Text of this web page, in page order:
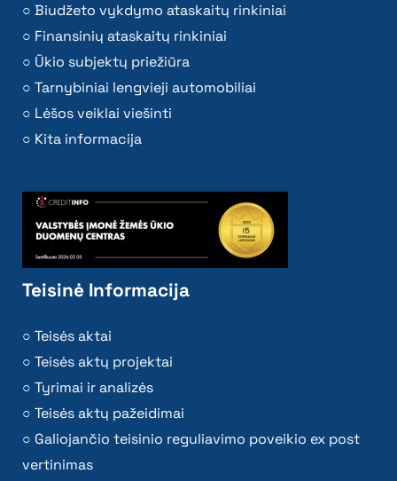
Biudžeto vykdymo ataskaitų rinkiniai
Finansinių ataskaitų rinkiniai
Ūkio subjektų priežiūra
Tarnybiniai lengvieji automobiliai
Lėšos veiklai viešinti
Kita informacija
Teisinė Informacija
Teisės aktai
Teisės aktų projektai
Tyrimai ir analizės
Teisės aktų pažeidimai
Galiojančio teisinio reguliavimo poveikio ex post
vertinimas